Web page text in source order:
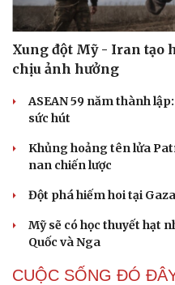
Xung đột Mỹ - Iran tạo
chịu ảnh hưởng
ASEAN 59 năm thành
sức hút
Khủng hoảng tên lửa
nan chiến lược
Đột phá hiếm hoi tại
Mỹ sẽ có học thuyết hạt
Quốc và Nga
CUỘC SỐNG ĐÓ